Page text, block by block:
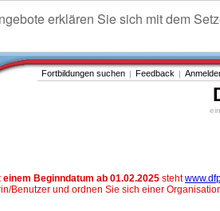
erklären Sie sich mit dem
Fortbildungen suchen | Feedback |
einem Beginndatum ab 01.02.2025 steht
Benutzer und ordnen Sie sich einer